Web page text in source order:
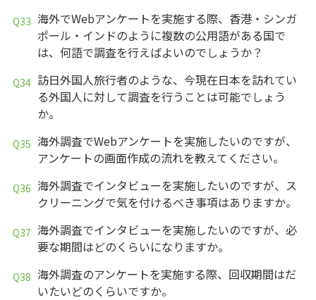
海外でWebアンケートを実施する際、香港・シンガ
ポール・インドのように複数の公用語がある国で
は、何語で調査を行えばよいのでしょうか？
訪日外国人旅行者のような、今現在日本を訪れてい
る外国人に対して調査を行うことは可能でしょう
か。
海外調査でWebアンケートを実施したいのですが、
アンケートの画面作成の流れを教えてください。
海外調査でインタビューを実施したいのですが、ス
クリーニングで気を付けるべき事項はありますか。
海外調査でインタビューを実施したいのですが、必
要な期間はどのくらいになりますか。
海外調査のアンケートを実施する際、回収期間はだ
いたいどのくらいですか。